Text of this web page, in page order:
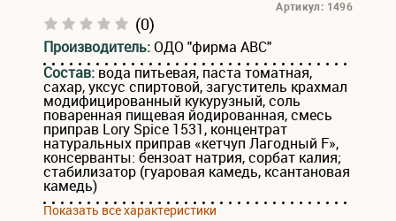
(0)
Артикул: 1496
Производитель:ОДО "фирма АВС"
Состав: вода питьевая, паста томатная,
сахар, уксус спиртовой, загуститель крахмал
модифицированный кукурузный, соль
поваренная пищевая йодированная, смесь
приправ Lory Spice 1531, концентрат
натуральных приправ «кетчуп Лагодный F»,
консерванты: бензоат натрия, сорбат калия;
стабилизатор (гуаровая камедь, ксантановая
камедь)
Показать все характеристики